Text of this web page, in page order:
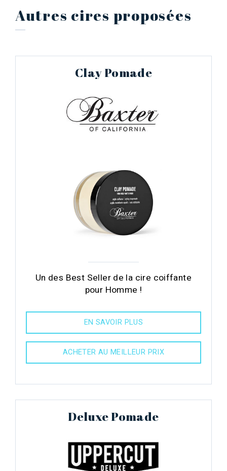
Autres cires proposées
Clay Pomade
Un des Best Seller de la cire coiffante
pour Homme !
EN SAVOIR PLUS
ACHETER AU MEILLEUR PRIX
Deluxe Pomade